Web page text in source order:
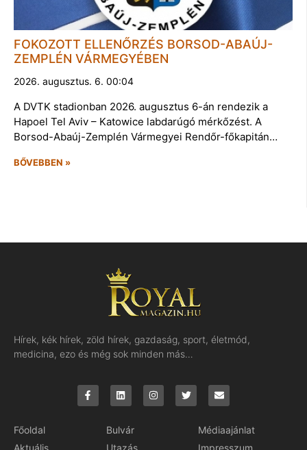
FOKOZOTT ELLENŐRZÉS BORSOD-ABAÚJ-
ZEMPLÉN VÁRMEGYÉBEN
2026. augusztus. 6. 00:04
A DVTK stadionban 2026. augusztus 6-án rendezik a
Hapoel Tel Aviv – Katowice labdarúgó mérkőzést. A
Borsod-Abaúj-Zemplén Vármegyei Rendőr-főkapitán…
BŐVEBBEN »
Hírek, kék hírek, zöld hírek, gazdaság, sport, életmód,
medicina, ezo és még sok minden más…
Főoldal
Aktuális
Bulvár
Utazás
Médiaajánlat
Impresszum